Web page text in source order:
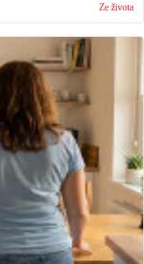
Ze života